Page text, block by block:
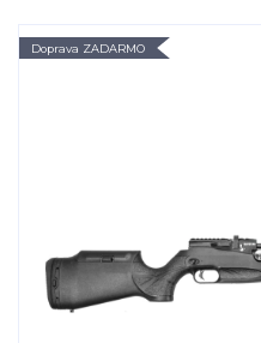
Doprava ZADARMO